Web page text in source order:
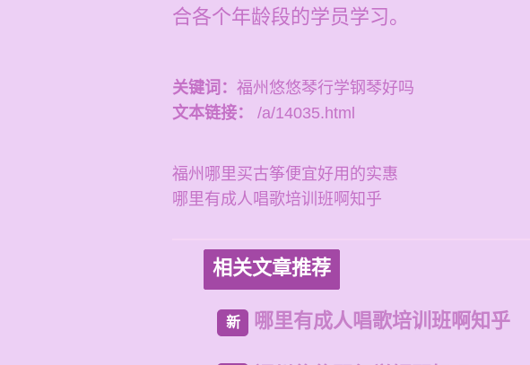
合各个年龄段的学员学习。
关键词： 福州悠悠琴行学钢琴好吗
文本链接：
/a/14035.html
福州哪里买古筝便宜好用的实惠
哪里有成人唱歌培训班啊知乎
相关文章推荐
新 哪里有成人唱歌培训班啊知乎